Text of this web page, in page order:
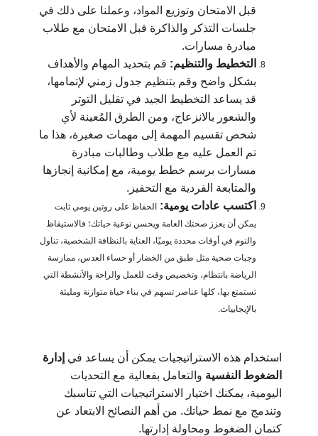
قبل الامتحان وتوزيع المواد، وعملنا على ذلك في
جلسات التذكر والذاكرة قبل الامتحان مع طلاب
مبادرة مسارات.
التخطيط والتنظيم: قم بتحديد المهام والأهداف
بشكل واضح وقم بتنظيم جدول زمني لإتمامها،
قد يساعد التخطيط الجيد في تقليل التوتر
والشعور بالانزعاج، ومن الطرق المُعينة لأي
شخص تقسيم المهمة إلى مهمات صغيرة، هذا ما
تم العمل عليه مع طلاب وطالبات مبادرة
مسارات برسم خطط يومية، مع إمكانية إنجازها
والمتابعة الفردية مع التحفيز.
اكتسب عادات يومية:
الحفاظ على روتين يومي ثابت
يمكن أن يعزز صحتك العامة ويحسن نوعية حياتك؛ فالاستيقاظ
والنوم في أوقات محددة يوميًا، العناية بالنظافة الشخصية، تناول
وجبات صحية مثل طبق من الخضار أو حساء العدس، ممارسة
الرياضة بانتظام، وتخصيص وقت للعمل والراحة والأنشطة التي
تستمتع بها، كلها عناصر تسهم في بناء حياة متوازنة ومليئة
بالإيجابيات.
استخدام هذه الاستراتيجيات يمكن أن يساعد في إدارة
الضغوط النفسية والتعامل بفعالية مع التحديات
اليومية، يمكنك اختيار الاستراتيجيات التي تناسبك
وتندمج مع نمط حياتك. من أهم النصائح الابتعاد عن
كتمان الضغوط ومحاولة إدارتها.